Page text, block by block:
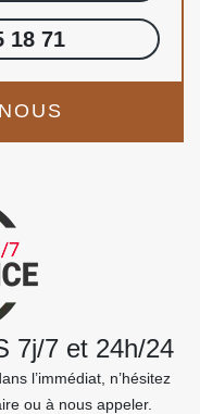
18 71
7j/7 et 24h/24
l’immédiat, n’hésitez
ou à nous appeler.